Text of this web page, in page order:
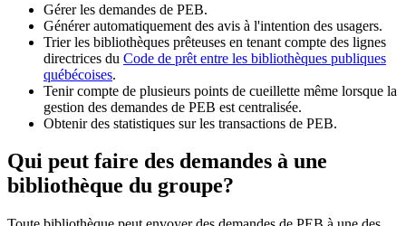
Gérer les demandes de PEB.
Générer automatiquement des avis à l'intention des usagers.
Trier les bibliothèques prêteuses en tenant compte des lignes
directrices du Code de prêt entre les bibliothèques publiques
québécoises.
Tenir compte de plusieurs points de cueillette même lorsque la
gestion des demandes de PEB est centralisée.
Obtenir des statistiques sur les transactions de PEB.
Qui peut faire des demandes à une
bibliothèque du groupe?